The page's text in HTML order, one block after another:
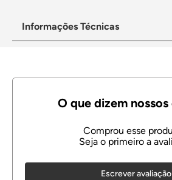
Informações Técnicas
Escrever avaliação